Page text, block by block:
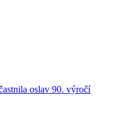
oslav 90. výročí